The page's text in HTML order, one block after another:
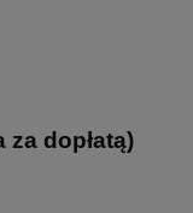
za dopłatą)